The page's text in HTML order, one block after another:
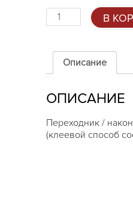
Количество
товара
Переходник
шланг
В
Описание
ОПИСАНИЕ
Переходник /
(клеевой способ